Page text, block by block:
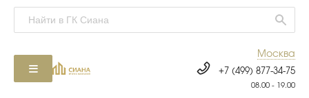
Москва
+7 (499) 877-34-75
08.00 - 19.00